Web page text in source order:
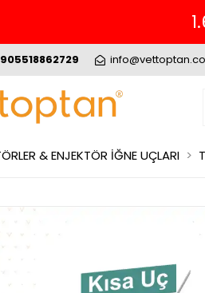
Alışverinizde
& ENJEKTÖR İĞNE UÇLARI